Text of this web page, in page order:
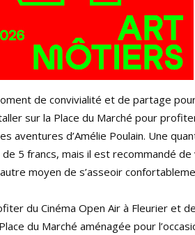
de convivialité et de partage
sur la Place du Marché pour
aventures d’Amélie Poulain. Une
5 francs, mais il est recommandé de
moyen de s’asseoir
du Cinéma Open Air à Fleurier et
du Marché aménagée pour